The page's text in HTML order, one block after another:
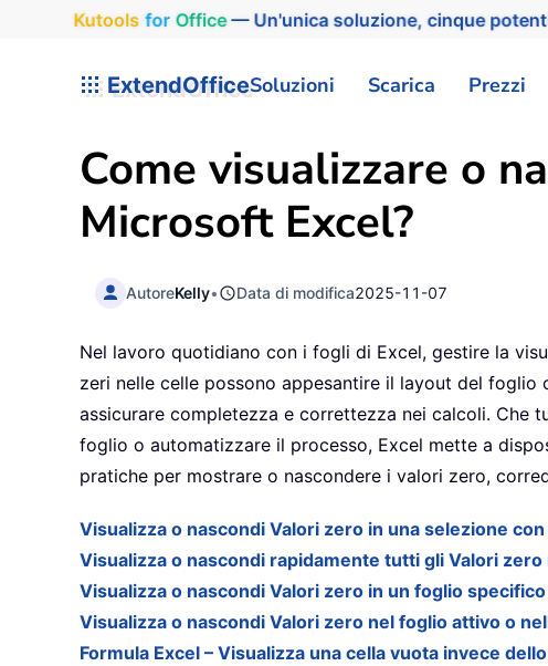
Kutools for Office— Un'unica soluzione, cinque
ExtendOfficeSoluzioni Scarica Prezzi
Come visualizzare o
Microsoft Excel?
AutoreKelly• Data di modifica2025-11-07
Nel lavoro quotidiano con i fogli di Excel, gestire la
zeri nelle celle possono appesantire il layout del
assicurare completezza e correttezza nei calcoli. Che
foglio o automatizzare il processo, Excel mette a
pratiche per mostrare o nascondere i valori zero,
Visualizza o nascondi Valori zero in una selezione
Visualizza o nascondi rapidamente tutti gli Valori
Visualizza o nascondi Valori zero in un foglio
Visualizza o nascondi Valori zero nel foglio attivo o
Formula Excel – Visualizza una cella vuota invece